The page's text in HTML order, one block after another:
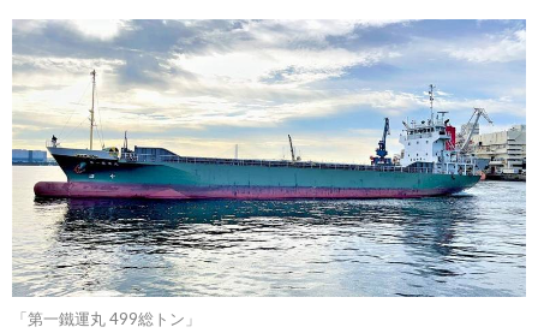
「第一鐵運丸 499総トン」